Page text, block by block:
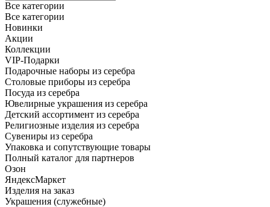
Все категории
Все категории
Новинки
Акции
Коллекции
VIP-Подарки
Подарочные наборы из серебра
Столовые приборы из серебра
Посуда из серебра
Ювелирные украшения из серебра
Детский ассортимент из серебра
Религиозные изделия из серебра
Сувениры из серебра
Упаковка и сопутствующие товары
Полный каталог для партнеров
Озон
ЯндексМаркет
Изделия на заказ
Украшения (служебные)